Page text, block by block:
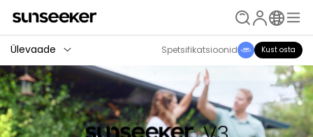
Ülevaade Spetsifikatsioonid Kust osta